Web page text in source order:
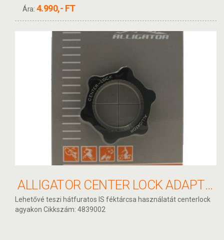
Ára: 4.990,- FT
ALLIGATOR CENTER LOCK ADAPTER
Lehetővé teszi hátfuratos IS féktárcsa használatát centerlock
agyakon Cikkszám: 4839002